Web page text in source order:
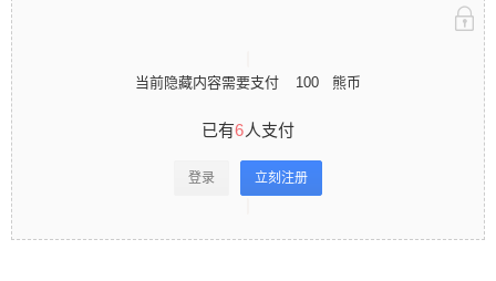
当前隐藏内容需要支付 100 熊币
已有6人支付
登录 立刻注册